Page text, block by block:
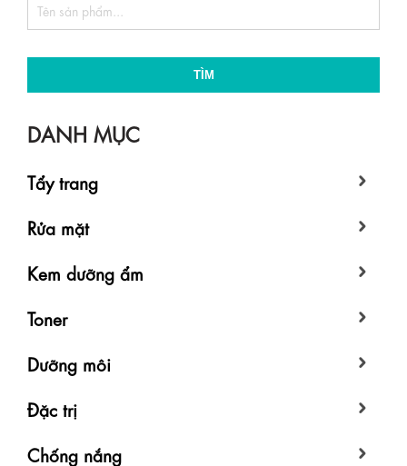
TÌM
DANH MỤC
Tẩy trang
Rửa mặt
Kem dưỡng ẩm
Toner
Dưỡng môi
Đặc trị
Chống nắng